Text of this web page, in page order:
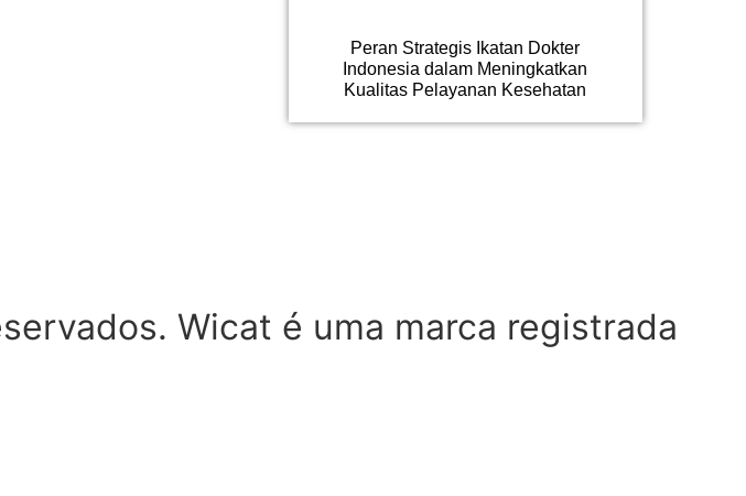
Peran Strategis Ikatan Dokter
Indonesia dalam Meningkatkan
Kualitas Pelayanan Kesehatan
Wicat é uma marca registrada